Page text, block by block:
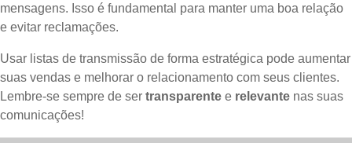
mensagens. Isso é fundamental para manter uma boa relação
e evitar reclamações.
Usar listas de transmissão de forma estratégica pode aumentar
suas vendas e melhorar o relacionamento com seus clientes.
Lembre-se sempre de ser transparente e relevante nas suas
comunicações!